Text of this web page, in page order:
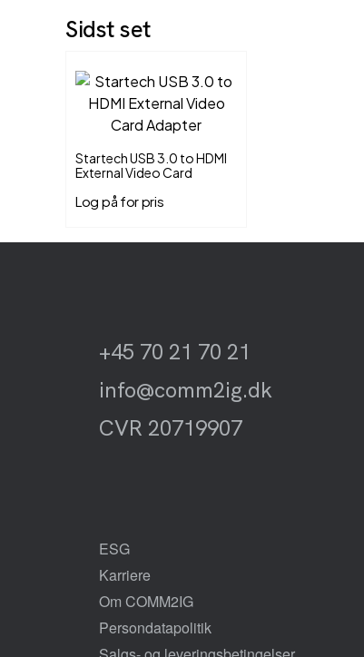
Sidst set
Startech USB 3.0 to HDMI
External Video Card
Log på for pris
+45 70 21 70 21
info@comm2ig.dk
CVR 20719907
ESG
Karriere
Om COMM2IG
Persondatapolitik